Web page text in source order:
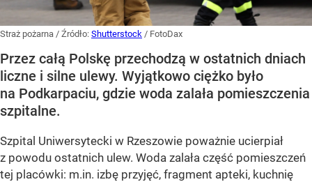
Straż pożarna / Źródło: Shutterstock / FotoDax
Przez całą Polskę przechodzą w ostatnich dniach
liczne i silne ulewy. Wyjątkowo ciężko było
na Podkarpaciu, gdzie woda zalała pomieszczenia
szpitalne.
Szpital Uniwersytecki w Rzeszowie poważnie ucierpiał
z powodu ostatnich ulew. Woda zalała część pomieszczeń
tej placówki: m.in. izbę przyjęć, fragment apteki, kuchnię